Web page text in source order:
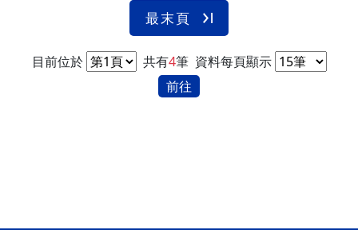
最末頁
目前位於 共有4筆 資料每頁顯示
前往